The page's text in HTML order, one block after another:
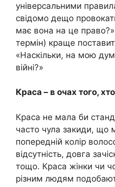
універсальними
свідомо дещо
має вона на це
термін) краще
«Наскільки, на мою
війні?»
Краса – в очах того,
Краса не мала би
часто чула закиди, що
попередній колір
відсутність, довга
тощо. Краса жінки чи
різним людям